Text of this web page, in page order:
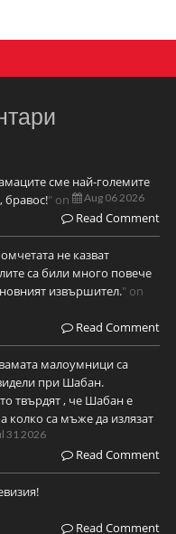
сме най-големите
бравос!" on Aug 06 2026
Read Comment
не казват
са били много повече
извършител." on
Read Comment
малоумници са
при Шабан.
твърдят , че Шабан е
колко са мъже да излязат
31 2026
Read Comment
Read Comment